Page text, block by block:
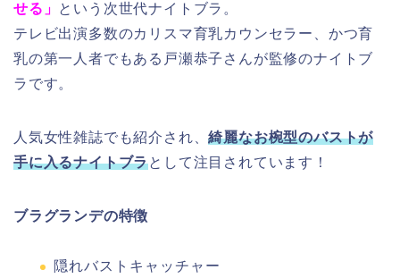
せる」 という次世代ナイトブラ。
テレビ出演多数のカリスマ育乳カウンセラー、かつ育
乳の第一人者でもある戸瀬恭子さんが監修のナイトブ
ラです。
人気女性雑誌でも紹介され、綺麗なお椀型のバストが
手に入るナイトブラとして注目されています！
ブラグランデの特徴
隠れバストキャッチャー